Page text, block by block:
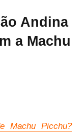
Andina
a Machu
Machu Picchu?